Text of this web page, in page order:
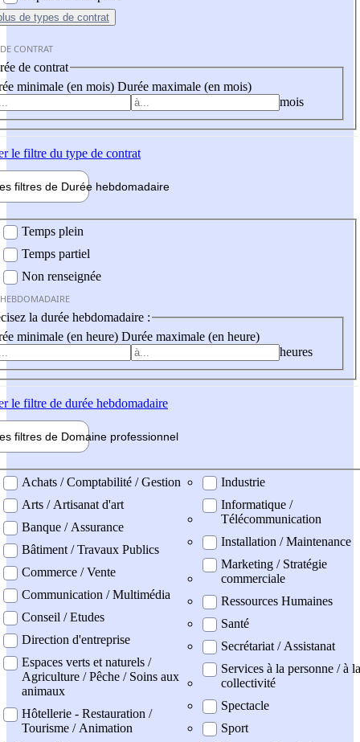
de types de contrat
CONTRAT
de contrat
minimale (en mois) Durée maximale (en mois)
mois
le filtre du type de contrat
filtres de Durée hebdomadaire
Temps plein
Temps partiel
Non renseignée
la durée hebdomadaire :
minimale (en heure) Durée maximale (en heure)
heures
le filtre de durée hebdomadaire
filtres de Domaine professionnel
professionel
Achats / Comptabilité / Gestion
Arts / Artisanat d'art
Banque / Assurance
Bâtiment / Travaux Publics
Commerce / Vente
Communication / Multimédia
Conseil / Etudes
Direction d'entreprise
Espaces verts et naturels /
Agriculture / Pêche / Soins aux
animaux
Hôtellerie - Restauration /
Tourisme / Animation
Industrie
Informatique /
Télécommunication
Installation / Maintenance
Marketing / Stratégie
commerciale
Ressources Humaines
Santé
Secrétariat / Assistanat
Services à la personne / à la
collectivité
Spectacle
Sport